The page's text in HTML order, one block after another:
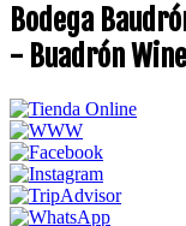
Bodega
- Buadrón